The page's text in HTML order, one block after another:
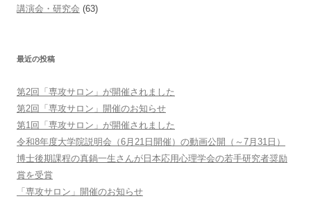
講演会・研究会 (63)
最近の投稿
第2回「専攻サロン」が開催されました
第2回「専攻サロン」開催のお知らせ
第1回「専攻サロン」が開催されました
令和8年度大学院説明会（6月21日開催）の動画公開（～7月31日）
博士後期課程の真鍋一生さんが日本応用心理学会の若手研究者奨励
賞を受賞
「専攻サロン」開催のお知らせ